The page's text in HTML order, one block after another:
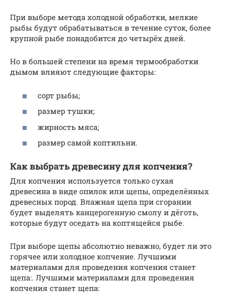
При выборе метода холодной обработки, мелкие
рыбы будут обрабатываться в течение суток, более
крупной рыбе понадобится до четырёх дней.
Но в большей степени на время термообработки
дымом влияют следующие факторы:
сорт рыбы;
размер тушки;
жирность мяса;
размер самой коптильни.
Как выбрать древесину для копчения?
Для копчения используется только сухая
древесина в виде опилок или щепы, определённых
древесных пород. Влажная щепа при сгорании
будет выделять канцерогенную смолу и дёготь,
которые будут оседать на коптящейся рыбе.
При выборе щепы абсолютно неважно, будет ли это
горячее или холодное копчение. Лучшими
материалами для проведения копчения станет
щепа:. Лучшими материалами для проведения
копчения станет щепа: